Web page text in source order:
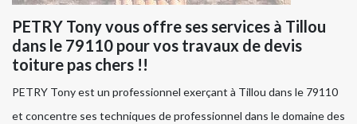
PETRY Tony vous offre ses services à Tillou
dans le 79110 pour vos travaux de devis
toiture pas chers !!
PETRY Tony est un professionnel exerçant à Tillou dans le 79110
et concentre ses techniques de professionnel dans le domaine des